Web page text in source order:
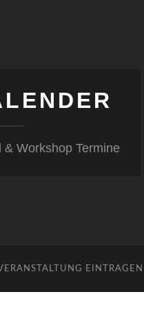
Workshop Termine
EINTRAGEN